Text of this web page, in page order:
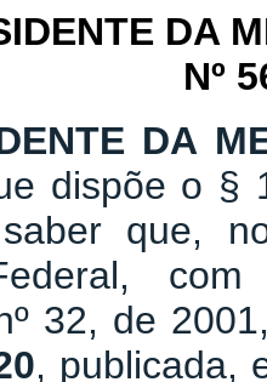
DA
Nº
DA
dispõe o §
saber que,
32, de
, publicada,